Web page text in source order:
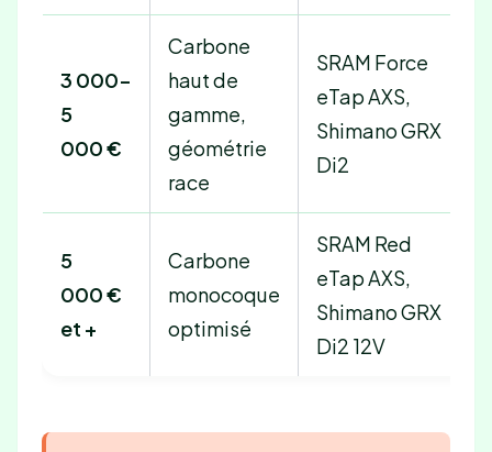
3 000-
5
000 €
Carbone
haut de
gamme,
géométrie
race
SRAM Force
eTap AXS,
Shimano GRX
Di2
5
000 €
et +
Carbone
monocoque
optimisé
SRAM Red
eTap AXS,
Shimano GRX
Di2 12V